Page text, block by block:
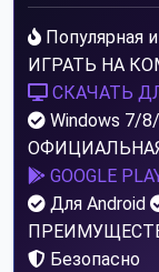
Популярная
ИГРАТЬ НА
СКАЧАТЬ
Windows 7/
GOOGLE
Для Android
Безопасно